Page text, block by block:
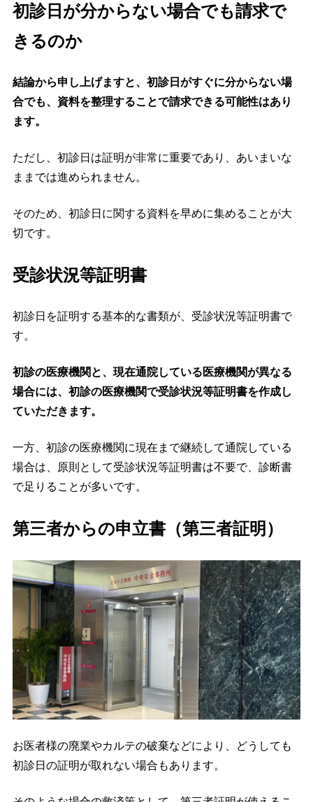
初診日が分からない場合でも請求で
きるのか
結論から申し上げますと、初診日がすぐに分からない場
合でも、資料を整理することで請求できる可能性はあり
ます。
ただし、初診日は証明が非常に重要であり、あいまいな
ままでは進められません。
そのため、初診日に関する資料を早めに集めることが大
切です。
受診状況等証明書
初診日を証明する基本的な書類が、受診状況等証明書で
す。
初診の医療機関と、現在通院している医療機関が異なる
場合には、初診の医療機関で受診状況等証明書を作成し
ていただきます。
一方、初診の医療機関に現在まで継続して通院している
場合は、原則として受診状況等証明書は不要で、診断書
で足りることが多いです。
第三者からの申立書（第三者証明）
お医者様の廃業やカルテの破棄などにより、どうしても
初診日の証明が取れない場合もあります。